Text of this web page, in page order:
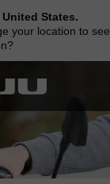
United States.
your location to see